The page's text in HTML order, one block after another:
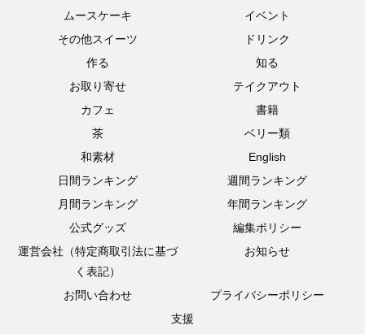
ムースケーキ
イベント
その他スイーツ
ドリンク
作る
知る
お取り寄せ
テイクアウト
カフェ
書籍
茶
ベリー類
和素材
English
日間ランキング
週間ランキング
月間ランキング
年間ランキング
公式グッズ
編集ポリシー
運営会社（特定商取引法に基づ
く表記）
お知らせ
お問い合わせ
プライバシーポリシー
支援